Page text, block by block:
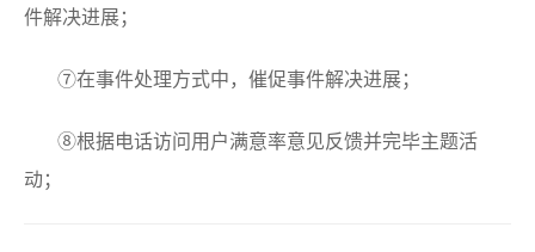
件解决进展；
⑦在事件处理方式中，催促事件解决进展；
⑧根据电话访问用户满意率意见反馈并完毕主题活
动；